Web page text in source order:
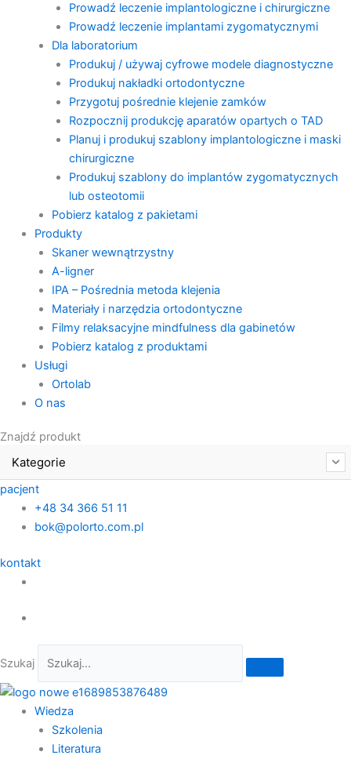
Prowadź leczenie implantologiczne i chirurgiczne
Prowadź leczenie implantami zygomatycznymi
Dla laboratorium
Produkuj / używaj cyfrowe modele diagnostyczne
Produkuj nakładki ortodontyczne
Przygotuj pośrednie klejenie zamków
Rozpocznij produkcję aparatów opartych o TAD
Planuj i produkuj szablony implantologiczne i maski
chirurgiczne
Produkuj szablony do implantów zygomatycznych
lub osteotomii
Pobierz katalog z pakietami
Produkty
Skaner wewnątrzystny
A-ligner
IPA – Pośrednia metoda klejenia
Materiały i narzędzia ortodontyczne
Filmy relaksacyjne mindfulness dla gabinetów
Pobierz katalog z produktami
Usługi
Ortolab
O nas
Znajdź produkt
Kategorie
pacjent
+48 34 366 51 11
bok@polorto.com.pl
kontakt
Szukaj
Wiedza
Szkolenia
Literatura